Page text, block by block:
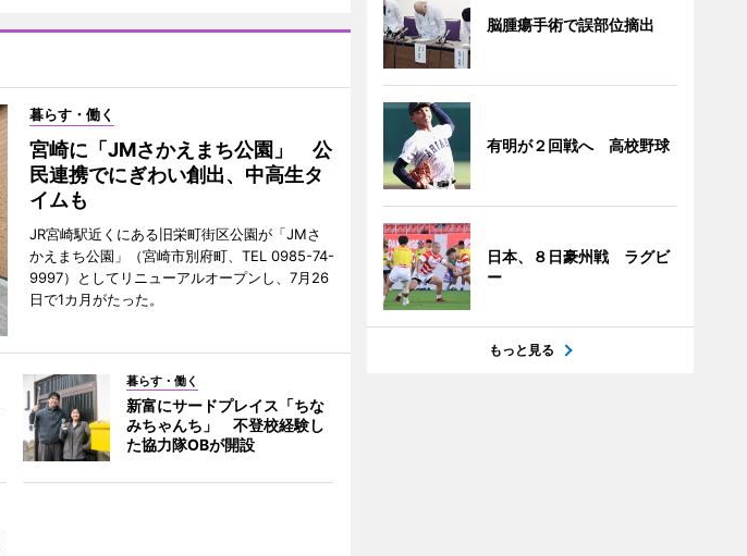
暮らす・働く
宮崎に「JMさかえまち公園」 公
民連携でにぎわい創出、中高生タ
イムも
JR宮崎駅近くにある旧栄町街区公園が「JMさ
かえまち公園」（宮崎市別府町、TEL 0985-74-
9997）としてリニューアルオープンし、7月26
日で1カ月がたった。
暮らす・働く
新富にサードプレイス「ちな
みちゃんち」 不登校経験し
た協力隊OBが開設
脳腫瘍手術で誤部位摘出
有明が２回戦へ 高校野球
日本、８日豪州戦 ラグビ
ー
もっと見る